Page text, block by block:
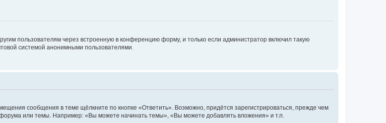
пользователям через встроенную в конференцию форму, и только если администратор включил такую
системой анонимными пользователями.
сообщения в теме щёлкните по кнопке «Ответить». Возможно, придётся зарегистрироваться, прежде чем
или темы. Например: «Вы можете начинать темы», «Вы можете добавлять вложения» и т.п.